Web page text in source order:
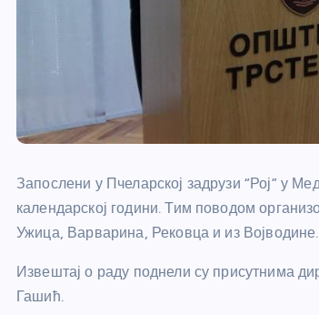
Запослени у Пчеларској задрузи “Рој” у
календарској години. Тим поводом
Ужица, Варварина, Рековца и из Војводине.
Извештај о раду поднели су присутнима
Гашић.